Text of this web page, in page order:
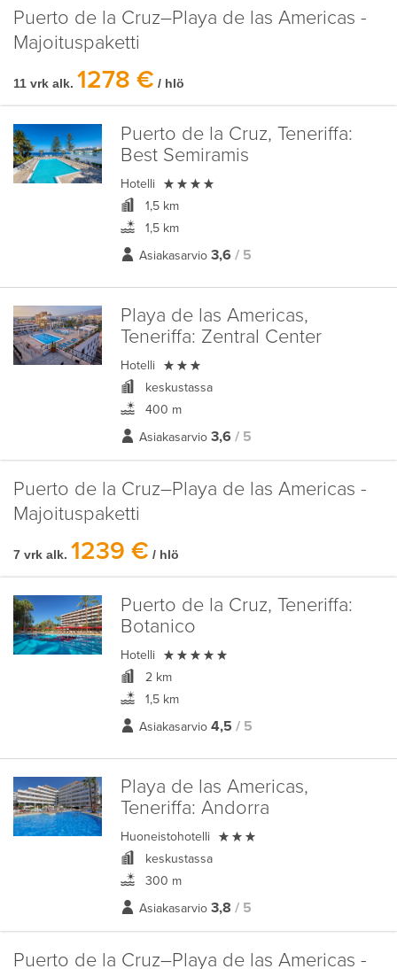
Puerto de la Cruz–Playa de las Americas -
Majoituspaketti
11 vrk alk. 1278 € / hlö
Puerto de la Cruz, Teneriffa:
Best Semiramis
Hotelli 
1,5 km
1,5 km
Asiakasarvio 3,6 / 5
Playa de las Americas,
Teneriffa: Zentral Center
Hotelli 
keskustassa
400 m
Asiakasarvio 3,6 / 5
Puerto de la Cruz–Playa de las Americas -
Majoituspaketti
7 vrk alk. 1239 € / hlö
Puerto de la Cruz, Teneriffa:
Botanico
Hotelli 
2 km
1,5 km
Asiakasarvio 4,5 / 5
Playa de las Americas,
Teneriffa: Andorra
Huoneistohotelli 
keskustassa
300 m
Asiakasarvio 3,8 / 5
Puerto de la Cruz–Playa de las Americas -